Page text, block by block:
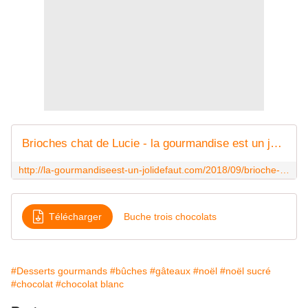
Brioches chat de Lucie - la gourmandise est un joli défaut
Télécharger Buche trois chocolats
#Desserts gourmands #bûches #gâteaux #noël #noël sucré
#chocolat #chocolat blanc